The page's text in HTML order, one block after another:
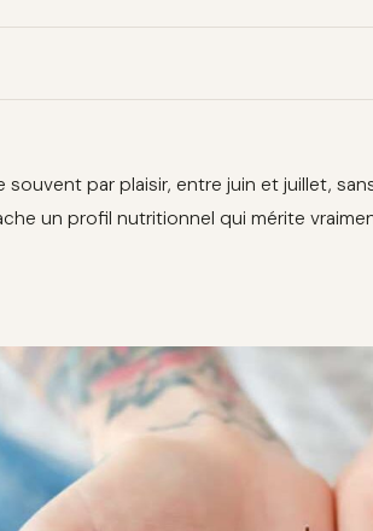
souvent par plaisir, entre juin et juillet,
un profil nutritionnel qui mérite